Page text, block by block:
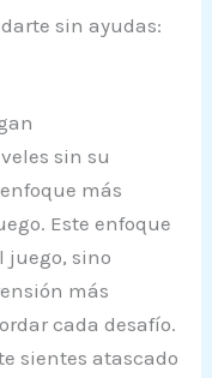
sin ayudas:
sin su
más
Este enfoque
juego, sino
más
cada desafío.
sientes atascado